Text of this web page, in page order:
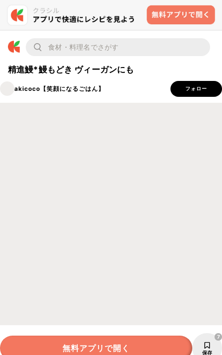
精進鰻*鰻もどき ヴィーガンにも
akicoco【笑顔になるごはん】 フォロー
無料アプリで開く 保存
7